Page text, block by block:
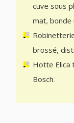
cuve sous
mat, bonde
brossé,
Hotte Elica
Bosch.